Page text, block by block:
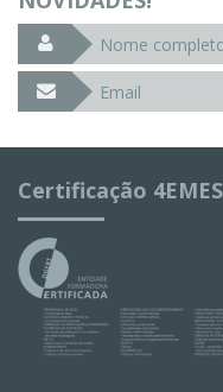
Certificação 4EMES